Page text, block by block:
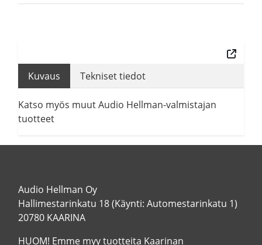
Kuvaus Tekniset tiedot
Katso myös muut Audio Hellman-valmistajan
tuotteet
Audio Hellman Oy
Hallimestarinkatu 18 (Käynti: Automestarinkatu 1)
20780 KAARINA
HUOM! Emme myy tuotteita Kaarinan